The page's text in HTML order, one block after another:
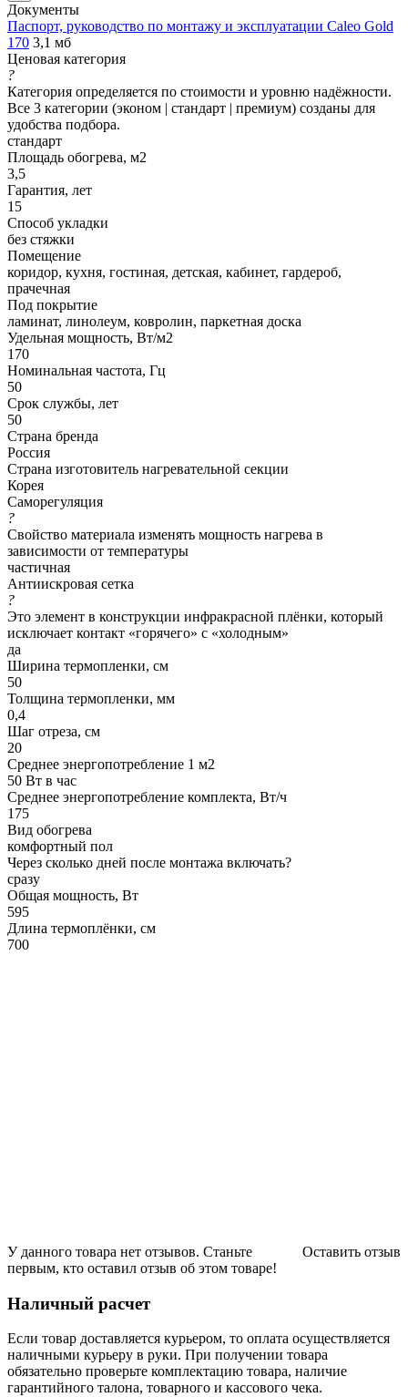
Документы
Паспорт, руководство по монтажу и эксплуатации Caleo Gold
170 3,1 мб
Ценовая категория
?
Категория определяется по стоимости и уровню надёжности.
Все 3 категории (эконом | стандарт | премиум) созданы для
удобства подбора.
стандарт
Площадь обогрева, м2
3,5
Гарантия, лет
15
Способ укладки
без стяжки
Помещение
коридор, кухня, гостиная, детская, кабинет, гардероб,
прачечная
Под покрытие
ламинат, линолеум, ковролин, паркетная доска
Удельная мощность, Вт/м2
170
Номинальная частота, Гц
50
Срок службы, лет
50
Страна бренда
Россия
Страна изготовитель нагревательной секции
Корея
Саморегуляция
?
Свойство материала изменять мощность нагрева в
зависимости от температуры
частичная
Антиискровая сетка
?
Это элемент в конструкции инфракрасной плёнки, который
исключает контакт «горячего» с «холодным»
да
Ширина термопленки, см
50
Толщина термопленки, мм
0,4
Шаг отреза, см
20
Среднее энергопотребление 1 м2
50 Вт в час
Среднее энергопотребление комплекта, Вт/ч
175
Вид обогрева
комфортный пол
Через сколько дней после монтажа включать?
сразу
Общая мощность, Вт
595
Длина термоплёнки, см
700
Оставить отзыв
У данного товара нет отзывов. Станьте
первым, кто оставил отзыв об этом товаре!
Наличный расчет
Если товар доставляется курьером, то оплата осуществляется
наличными курьеру в руки. При получении товара
обязательно проверьте комплектацию товара, наличие
гарантийного талона, товарного и кассового чека.